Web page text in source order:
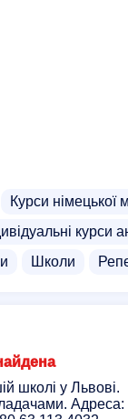
Курси німецької
курси
Школи
школі у Львові.
Адреса: